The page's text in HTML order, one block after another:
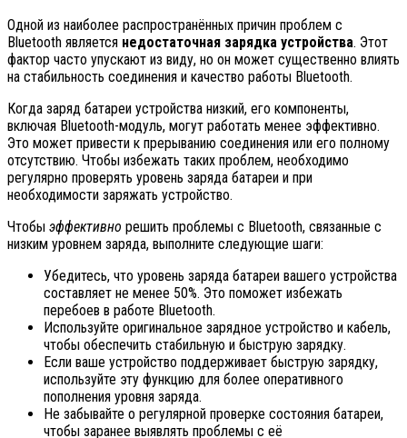
Одной из наиболее распространённых причин проблем с
Bluetooth является недостаточная зарядка устройства. Этот
фактор часто упускают из виду, но он может существенно влиять
на стабильность соединения и качество работы Bluetooth.
Когда заряд батареи устройства низкий, его компоненты,
включая Bluetooth-модуль, могут работать менее эффективно.
Это может привести к прерыванию соединения или его полному
отсутствию. Чтобы избежать таких проблем, необходимо
регулярно проверять уровень заряда батареи и при
необходимости заряжать устройство.
Чтобы эффективно решить проблемы с Bluetooth, связанные с
низким уровнем заряда, выполните следующие шаги:
Убедитесь, что уровень заряда батареи вашего устройства
составляет не менее 50%. Это поможет избежать
перебоев в работе Bluetooth.
Используйте оригинальное зарядное устройство и кабель,
чтобы обеспечить стабильную и быструю зарядку.
Если ваше устройство поддерживает быструю зарядку,
используйте эту функцию для более оперативного
пополнения уровня заряда.
Не забывайте о регулярной проверке состояния батареи,
чтобы заранее выявлять проблемы с её